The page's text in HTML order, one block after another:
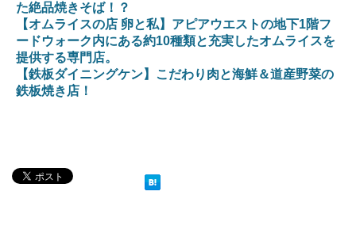
た絶品焼きそば！？
【オムライスの店 卵と私】アピアウエストの地下1階フ
ードウォーク内にある約10種類と充実したオムライスを
提供する専門店。
【鉄板ダイニングケン】こだわり肉と海鮮＆道産野菜の
鉄板焼き店！